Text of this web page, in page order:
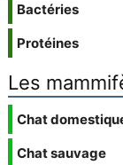
Bactéries
Protéines
Les
Chat
Chat sauvage